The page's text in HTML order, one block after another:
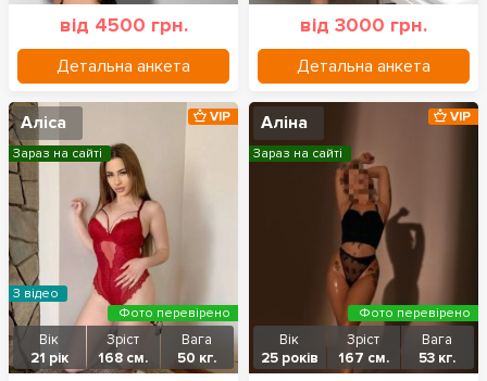
від 4500 грн.
Детальна анкета
від 3000 грн.
Детальна анкета
Аліса
Вік
21 рік
Зріст
168 см.
Вага
50 кг.
VIP
Зараз на сайті
З відео
Фото перевірено
Аліна
Вік
25 років
Зріст
167 см.
Вага
53 кг.
VIP
Зараз на сайті
Фото перевірено